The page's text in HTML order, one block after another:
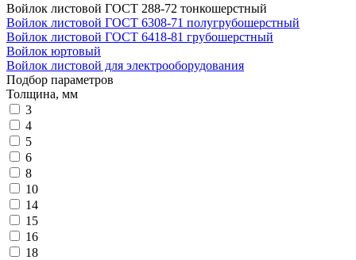
Войлок листовой ГОСТ 288-72 тонкошерстный
Войлок листовой ГОСТ 6308-71 полугрубошерстный
Войлок листовой ГОСТ 6418-81 грубошерстный
Войлок юртовый
Войлок листовой для электрооборудования
Подбор параметров
Толщина, мм
3
4
5
6
8
10
14
15
16
18